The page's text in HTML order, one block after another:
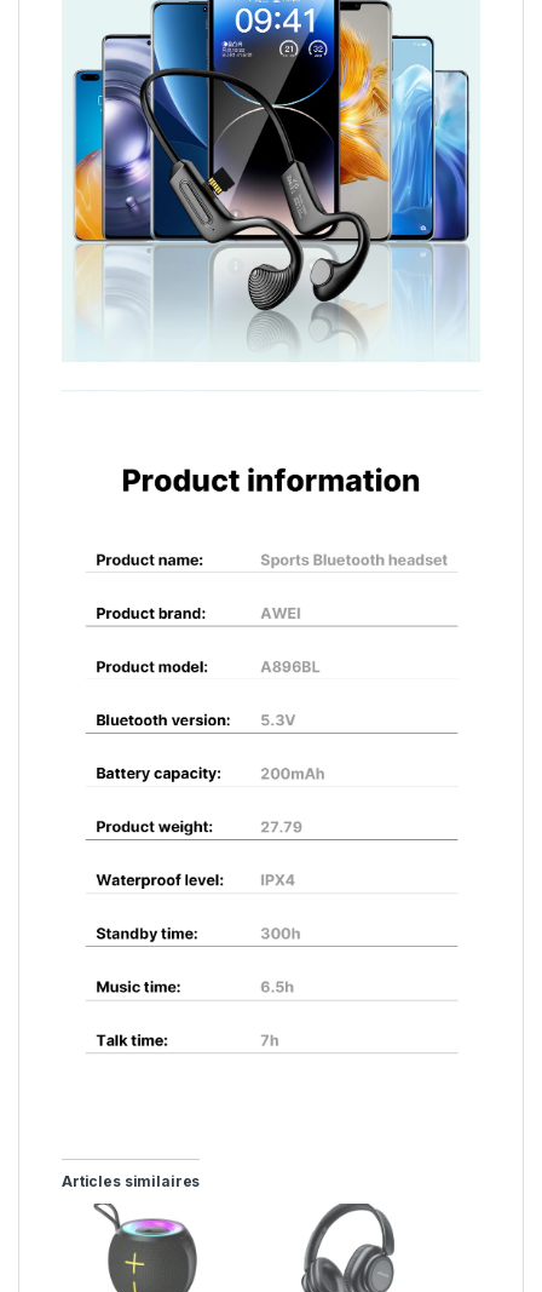
Articles similaires